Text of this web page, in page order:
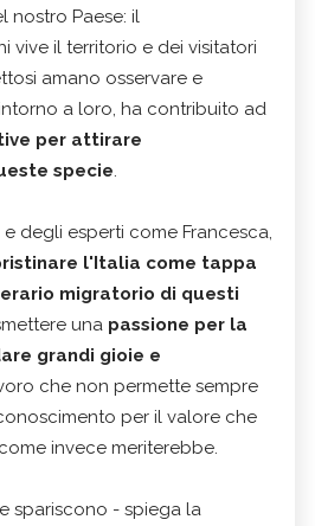
nostro Paese: il
vive il territorio e dei visitatori
amano osservare e
a loro, ha contribuito ad
per attirare
specie.
degli esperti come Francesca,
l'Italia come tappa
migratorio di questi
una passione per la
grandi gioie e
che non permette sempre
per il valore che
invece meriterebbe.
spariscono - spiega la